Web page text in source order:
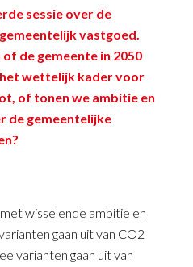
sessie over de
vastgoed.
de gemeente in 2050
wettelijk kader voor
of tonen we ambitie en
de gemeentelijke
wisselende ambitie en
gaan uit van CO2
varianten gaan uit van